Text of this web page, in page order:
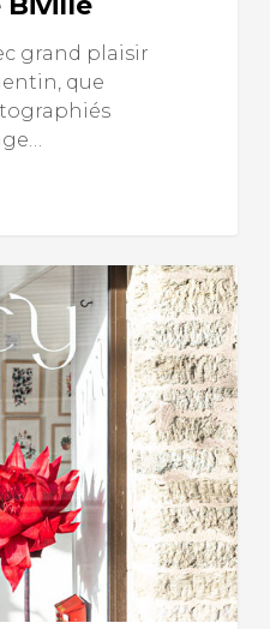
grand plaisir
que